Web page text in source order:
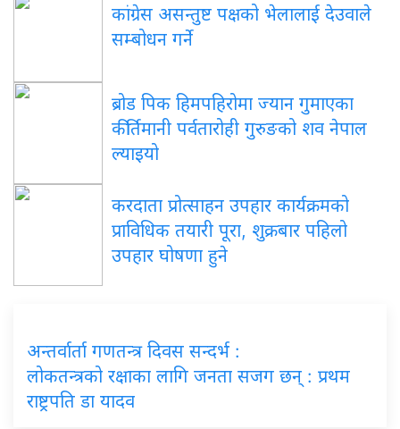
कांग्रेस असन्तुष्ट पक्षको भेलालाई देउवाले
सम्बोधन गर्ने
ब्रोड पिक हिमपहिरोमा ज्यान गुमाएका
कीर्तिमानी पर्वतारोही गुरुङको शव नेपाल
ल्याइयो
करदाता प्रोत्साहन उपहार कार्यक्रमको
प्राविधिक तयारी पूरा, शुक्रबार पहिलो
उपहार घोषणा हुने
अन्तर्वार्ता गणतन्त्र दिवस सन्दर्भ :
लोकतन्त्रको रक्षाका लागि जनता सजग छन् : प्रथम
राष्ट्रपति डा यादव